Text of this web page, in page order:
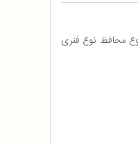
محافظ نوع فنری